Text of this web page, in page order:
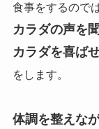
食事をするので
カラダの声を
カラダを喜ば
をします。
体調を整えな